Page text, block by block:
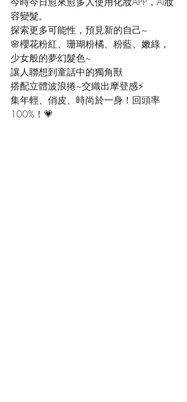
容變髮。
探索更多可能性，預見新的自己~
🌸櫻花粉紅、珊瑚粉橘、粉藍、嫩綠，
少女般的夢幻髮色~
讓人聯想到童話中的獨角獸
搭配立體波浪捲~交織出摩登感⚡️
集年輕、俏皮、時尚於一身！回頭率
100%！💗